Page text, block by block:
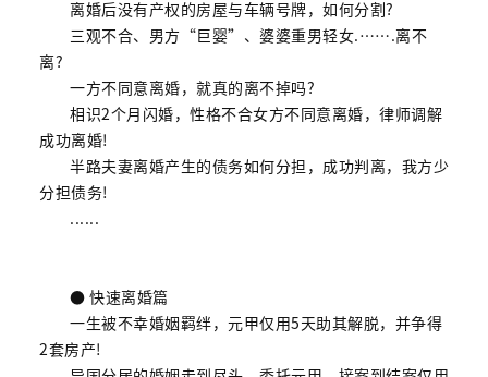
离婚后没有产权的房屋与车辆号牌，如何分割?
三观不合、男方“巨婴”、婆婆重男轻女.…….离不
离?
一方不同意离婚，就真的离不掉吗?
相识2个月闪婚，性格不合女方不同意离婚，律师调解
成功离婚!
半路夫妻离婚产生的债务如何分担，成功判离，我方少
分担债务!
......
● 快速离婚篇
一生被不幸婚姻羁绊，元甲仅用5天助其解脱，并争得
2套房产!